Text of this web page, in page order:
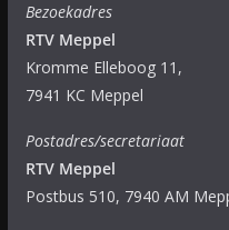
Bezoekadres
RTV Meppel
Kromme Elleboog 11,
7941 KC Meppel
Postadres/secretariaat
RTV Meppel
Postbus 510, 7940 AM